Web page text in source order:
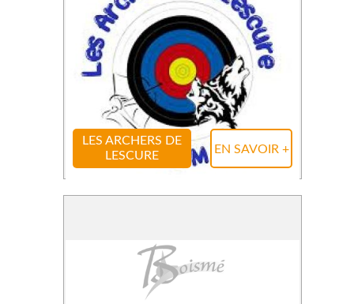
LES ARCHERS DE
LESCURE
EN SAVOIR +